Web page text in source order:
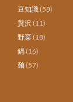
豆知識(58)
贅沢 (11)
野菜(18)
鍋(16)
麺(57)